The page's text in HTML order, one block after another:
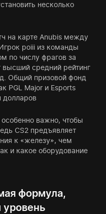
несколько
на карте Anubis между
poiii из команды
по числу фрагов за
средний рейтинг
Общий призовой фонд
PGL Major и Esports
долларов
важно, чтобы
CS2 предъявляет
к «железу», чем
и какое оборудование
формула,